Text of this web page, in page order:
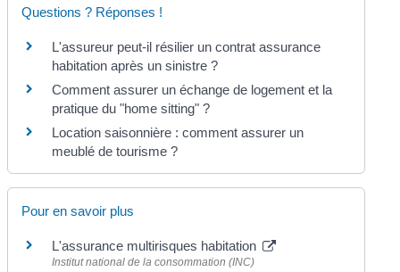
Questions ? Réponses !
L'assureur peut-il résilier un contrat assurance
habitation après un sinistre ?
Comment assurer un échange de logement et la
pratique du "home sitting" ?
Location saisonnière : comment assurer un
meublé de tourisme ?
Pour en savoir plus
L'assurance multirisques habitation
Institut national de la consommation (INC)